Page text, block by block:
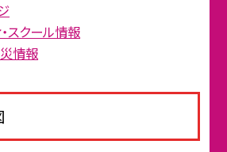
スクール情報
情報